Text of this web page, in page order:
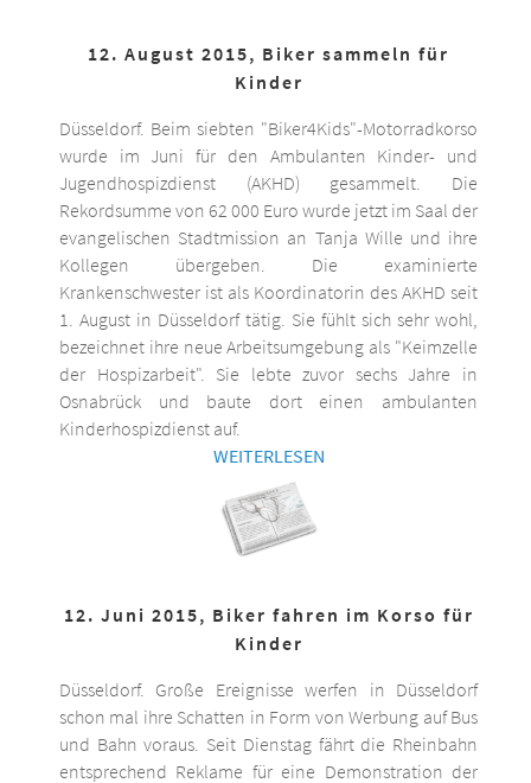
12. August 2015, Biker sammeln für
Kinder
Düsseldorf. Beim siebten "Biker4Kids"-Motorradkorso
wurde im Juni für den Ambulanten Kinder- und
Jugendhospizdienst (AKHD) gesammelt. Die
Rekordsumme von 62 000 Euro wurde jetzt im Saal der
evangelischen Stadtmission an Tanja Wille und ihre
Kollegen übergeben. Die examinierte
Krankenschwester ist als Koordinatorin des AKHD seit
1. August in Düsseldorf tätig. Sie fühlt sich sehr wohl,
bezeichnet ihre neue Arbeitsumgebung als "Keimzelle
der Hospizarbeit". Sie lebte zuvor sechs Jahre in
Osnabrück und baute dort einen ambulanten
Kinderhospizdienst auf.
WEITERLESEN
12. Juni 2015, Biker fahren im Korso für
Kinder
Düsseldorf. Große Ereignisse werfen in Düsseldorf
schon mal ihre Schatten in Form von Werbung auf Bus
und Bahn voraus. Seit Dienstag fährt die Rheinbahn
entsprechend Reklame für eine Demonstration der